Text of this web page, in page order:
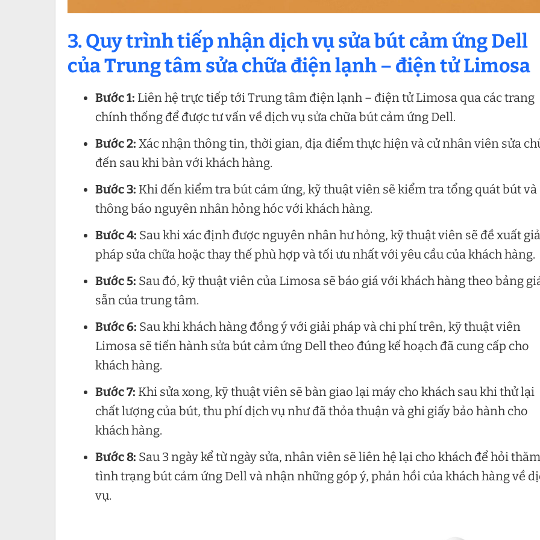
3. Quy trình tiếp nhận dịch vụ sửa bút cảm ứng Dell
của Trung tâm sửa chữa điện lạnh – điện tử Limosa
Bước 1: Liên hệ trực tiếp tới Trung tâm điện lạnh – điện tử Limosa qua các trang
chính thống để được tư vấn về dịch vụ sửa chữa bút cảm ứng Dell.
Bước 2: Xác nhận thông tin, thời gian, địa điểm thực hiện và cử nhân viên sửa
đến sau khi bàn với khách hàng.
Bước 3: Khi đến kiểm tra bút cảm ứng, kỹ thuật viên sẽ kiểm tra tổng quát bút và
thông báo nguyên nhân hỏng hóc với khách hàng.
Bước 4: Sau khi xác định được nguyên nhân hư hỏng, kỹ thuật viên sẽ đề xuất
pháp sửa chữa hoặc thay thế phù hợp và tối ưu nhất với yêu cầu của khách hàng.
Bước 5: Sau đó, kỹ thuật viên của Limosa sẽ báo giá với khách hàng theo bảng
sẵn của trung tâm.
Bước 6: Sau khi khách hàng đồng ý với giải pháp và chi phí trên, kỹ thuật viên
Limosa sẽ tiến hành sửa bút cảm ứng Dell theo đúng kế hoạch đã cung cấp cho
khách hàng.
Bước 7: Khi sửa xong, kỹ thuật viên sẽ bàn giao lại máy cho khách sau khi thử lại
chất lượng của bút, thu phí dịch vụ như đã thỏa thuận và ghi giấy bảo hành cho
khách hàng.
Bước 8: Sau 3 ngày kể từ ngày sửa, nhân viên sẽ liên hệ lại cho khách để hỏi thăm
tình trạng bút cảm ứng Dell và nhận những góp ý, phản hồi của khách hàng về
vụ.